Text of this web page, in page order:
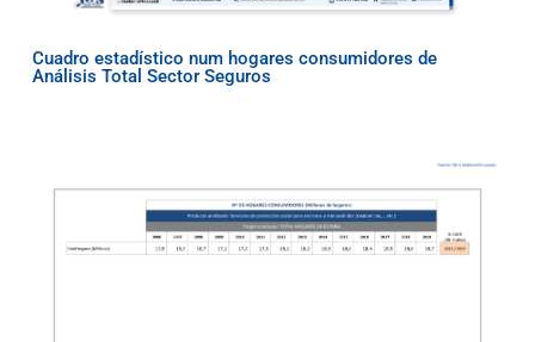
Cuadro estadístico num hogares consumidores de
Análisis Total Sector Seguros